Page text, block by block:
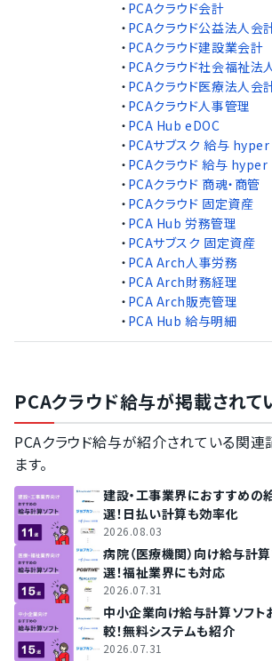
・ PCAクラウド会計
・ PCAクラウド公益法人会
・ PCAクラウド建設業会計
・ PCAクラウド社会福祉法
・ PCAクラウド医療法人会
・ PCAクラウド人事管理
・ PCA Hub eDOC
・ PCAサブスク 給与 hyper
・ PCAクラウド 給与 hyper
・ PCAクラウド 商魂・商管
・ PCAクラウド 固定資産
・ PCA Hub 労務管理
・ PCAサブスク 固定資産
・ PCA Arch人事労務
・ PCA Arch財務経理
・ PCA Arch販売管理
・ PCA Hub 給与明細
PCAクラウド給与が掲載されて
PCAクラウド給与が紹介されている関
ます。
建設・工事業界におすすめの
選！日払い計算も効率化
2026.08.03
病院（医療機関）向け給与計
選！福祉業界にも対応
2026.07.31
中小企業向け給与計算ソフ
較！無料システムも紹介
2026.07.31